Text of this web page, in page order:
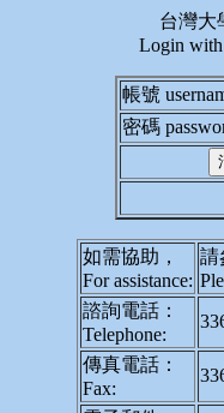
台灣大
Login
帳號
密碼
如需協助，
For assistance:
請
諮詢電話：
Telephone:
傳真電話：
Fax: